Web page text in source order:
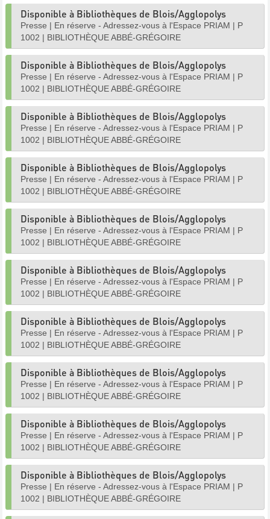
Disponible à Bibliothèques de Blois/Agglopolys
Presse | En réserve - Adressez-vous à l'Espace PRIAM | P
1002 | BIBLIOTHÈQUE ABBÉ-GRÉGOIRE
Disponible à Bibliothèques de Blois/Agglopolys
Presse | En réserve - Adressez-vous à l'Espace PRIAM | P
1002 | BIBLIOTHÈQUE ABBÉ-GRÉGOIRE
Disponible à Bibliothèques de Blois/Agglopolys
Presse | En réserve - Adressez-vous à l'Espace PRIAM | P
1002 | BIBLIOTHÈQUE ABBÉ-GRÉGOIRE
Disponible à Bibliothèques de Blois/Agglopolys
Presse | En réserve - Adressez-vous à l'Espace PRIAM | P
1002 | BIBLIOTHÈQUE ABBÉ-GRÉGOIRE
Disponible à Bibliothèques de Blois/Agglopolys
Presse | En réserve - Adressez-vous à l'Espace PRIAM | P
1002 | BIBLIOTHÈQUE ABBÉ-GRÉGOIRE
Disponible à Bibliothèques de Blois/Agglopolys
Presse | En réserve - Adressez-vous à l'Espace PRIAM | P
1002 | BIBLIOTHÈQUE ABBÉ-GRÉGOIRE
Disponible à Bibliothèques de Blois/Agglopolys
Presse | En réserve - Adressez-vous à l'Espace PRIAM | P
1002 | BIBLIOTHÈQUE ABBÉ-GRÉGOIRE
Disponible à Bibliothèques de Blois/Agglopolys
Presse | En réserve - Adressez-vous à l'Espace PRIAM | P
1002 | BIBLIOTHÈQUE ABBÉ-GRÉGOIRE
Disponible à Bibliothèques de Blois/Agglopolys
Presse | En réserve - Adressez-vous à l'Espace PRIAM | P
1002 | BIBLIOTHÈQUE ABBÉ-GRÉGOIRE
Disponible à Bibliothèques de Blois/Agglopolys
Presse | En réserve - Adressez-vous à l'Espace PRIAM | P
1002 | BIBLIOTHÈQUE ABBÉ-GRÉGOIRE